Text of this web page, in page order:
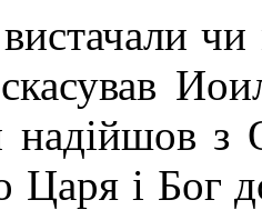
надійшов
Царя і Бог